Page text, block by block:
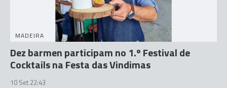
MADEIRA
Dez barmen participam no 1.º Festival de
Cocktails na Festa das Vindimas
10 Set 22:43